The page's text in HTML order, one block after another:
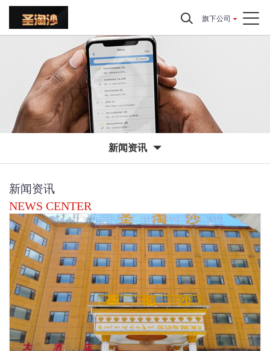
旗下公司
新闻资讯
新闻资讯
NEWS CENTER